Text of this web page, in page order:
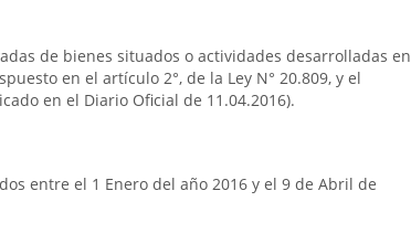
de bienes situados o actividades desarrolladas en
en el artículo 2°, de la Ley N° 20.809, y el
en el Diario Oficial de 11.04.2016).
entre el 1 Enero del año 2016 y el 9 de Abril de